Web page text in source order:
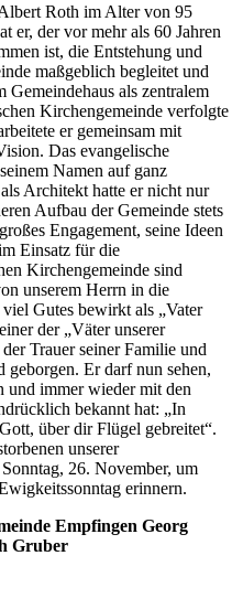
Roth im Alter von 95
er, der vor mehr als 60 Jahren
ist, die Entstehung und
maßgeblich begleitet und
als zentralem
Kirchengemeinde verfolgte
er gemeinsam mit
Das evangelische
Namen auf ganz
Architekt hatte er nicht nur
Aufbau der Gemeinde stets
Engagement, seine Ideen
Einsatz für die
Kirchengemeinde sind
unserem Herrn in die
Gutes bewirkt als „Vater
der „Väter unserer
Trauer seiner Familie und
Er darf nun sehen,
und immer wieder mit den
bekannt hat: „In
über dir Flügel gebreitet“.
unserer
26. November, um
erinnern.
Empfingen Georg
Gruber